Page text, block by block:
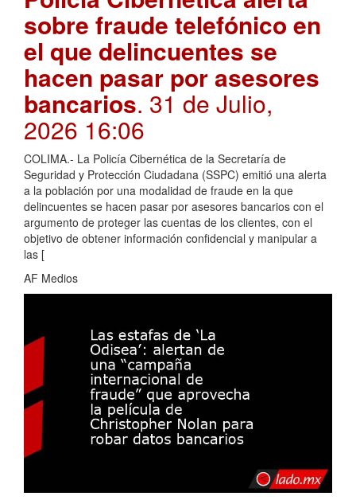
sobre fraude telefónico en
el que delincuentes se
hacen pasar por asesores
bancarios. 31 de Julio,
2026 16:06
COLIMA.- La Policía Cibernética de la Secretaría de
Seguridad y Protección Ciudadana (SSPC) emitió una alerta
a la población por una modalidad de fraude en la que
delincuentes se hacen pasar por asesores bancarios con el
argumento de proteger las cuentas de los clientes, con el
objetivo de obtener información confidencial y manipular a
las [
AF Medios